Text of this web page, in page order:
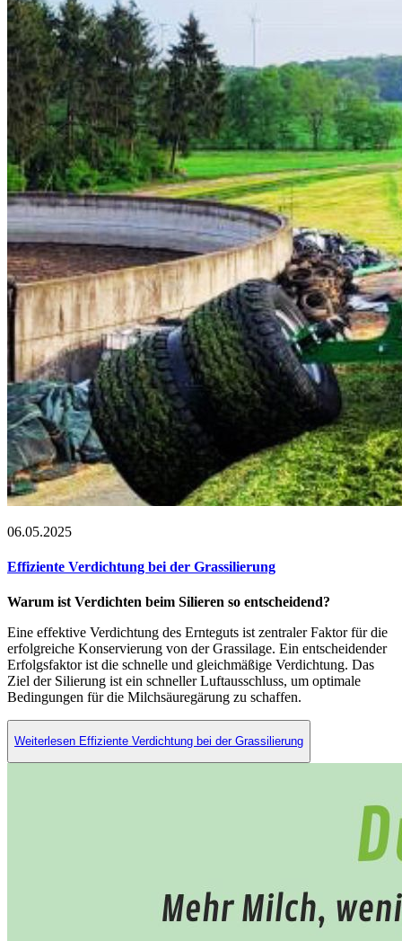
06.05.2025
Effiziente Verdichtung bei der Grassilierung
Warum ist Verdichten beim Silieren so entscheidend?
Eine effektive Verdichtung des Ernteguts ist zentraler Faktor für die
erfolgreiche Konservierung von der Grassilage. Ein entscheidender
Erfolgsfaktor ist die schnelle und gleichmäßige Verdichtung. Das
Ziel der Silierung ist ein schneller Luftausschluss, um optimale
Bedingungen für die Milchsäuregärung zu schaffen.
Weiterlesen Effiziente Verdichtung bei der Grassilierung